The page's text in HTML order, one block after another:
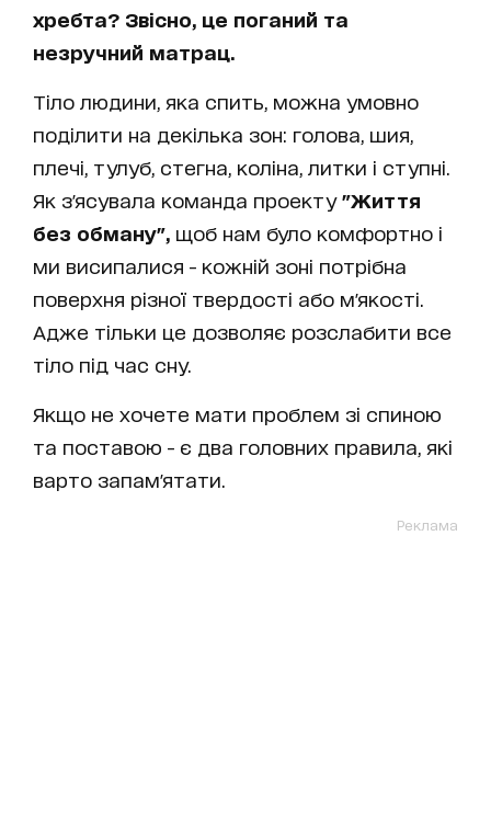
хребта? Звісно, це поганий та
незручний матрац.
Тіло людини, яка спить, можна умовно
поділити на декілька зон: голова, шия,
плечі, тулуб, стегна, коліна, литки і ступні.
Як з'ясувала команда проекту "Життя
без обману", щоб нам було комфортно і
ми висипалися - кожній зоні потрібна
поверхня різної твердості або м'якості.
Адже тільки це дозволяє розслабити все
тіло під час сну.
Якщо не хочете мати проблем зі спиною
та поставою - є два головних правила, які
варто запам'ятати.
Реклама